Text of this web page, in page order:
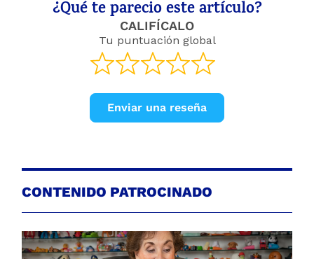
¿Qué te parecio este artículo?
CALIFÍCALO
Tu puntuación global
Enviar una reseña
CONTENIDO PATROCINADO